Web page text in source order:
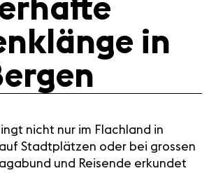
in
nicht nur im Flachland in
Stadtplätzen oder bei grossen
und Reisende erkundet